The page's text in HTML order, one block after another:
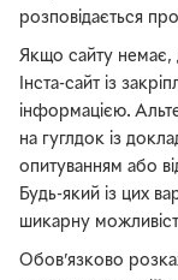
розповідається
Якщо сайту немає,
Інста-сайт із
інформацією.
на гуглдок із
опитуванням або
Будь-який із цих
шикарну
Обов’язково